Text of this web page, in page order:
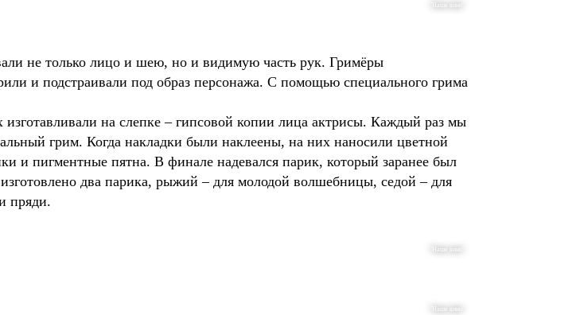
"Наше кино"
не только лицо и шею, но и видимую часть рук. Гримёры
и подстраивали под образ персонажа. С помощью специального грима
на слепке – гипсовой копии лица актрисы. Каждый раз мы
грим. Когда накладки были наклеены, на них наносили цветной
и пигментные пятна. В финале надевался парик, который заранее был
два парика, рыжий – для молодой волшебницы, седой – для
пряди.
"Наше кино"
"Наше кино"